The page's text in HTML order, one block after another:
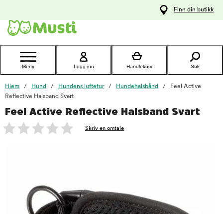
Kontakt
kundeservice
Finn din butikk
Meny Logg inn Handlekurv Søk
Hjem Hund Hundens luftetur Hundehalsbånd
Feel Active
Reflective Halsband Svart
Feel Active Reflective Halsband Svart
Skriv en omtale
foo